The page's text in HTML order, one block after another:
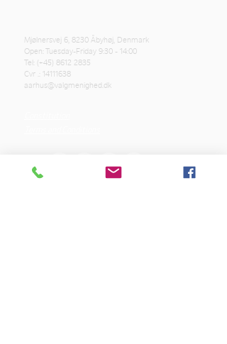
Mjølnersvej 6, 8230 Åbyhøj, Denmark
Open: Tuesday-Friday 9:30 - 14:00
Tel: (+45) 8612 2835
Cvr .: 14111638
aarhus@valgmenighed.dk